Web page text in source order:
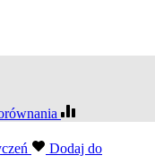
Dodaj do